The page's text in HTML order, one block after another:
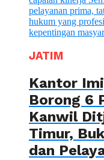
JATIM
Kantor
Borong 6
Kanwil
Timur,
dan